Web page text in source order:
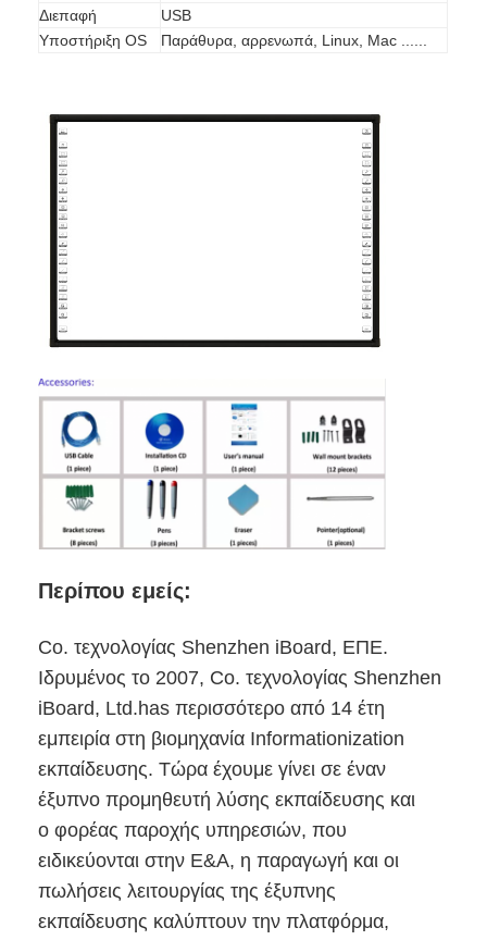
Αρχική Σελίδα
Προϊόντα
Βίντεο
Διεπαφή
USB
Υποστήριξη OS
Παράθυρα, αρρενωπά, Linux, Mac ......
Περίπου εμείς:
Co. τεχνολογίας Shenzhen iBoard, ΕΠΕ.
Ιδρυμένος το 2007, Co. τεχνολογίας Shenzhen
iBoard, Ltd.has περισσότερο από 14 έτη
εμπειρία στη βιομηχανία Informationization
εκπαίδευσης. Τώρα έχουμε γίνει σε έναν
έξυπνο προμηθευτή λύσης εκπαίδευσης και
ο φορέας παροχής υπηρεσιών, που
ειδικεύονται στην Ε&Α, η παραγωγή και οι
πωλήσεις λειτουργίας της έξυπνης
εκπαίδευσης καλύπτουν την πλατφόρμα,